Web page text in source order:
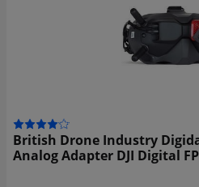
British Drone Industry
Analog Adapter DJI Digital